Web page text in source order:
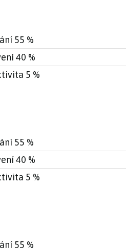
55 %
40 %
5 %
55 %
40 %
5 %
55 %